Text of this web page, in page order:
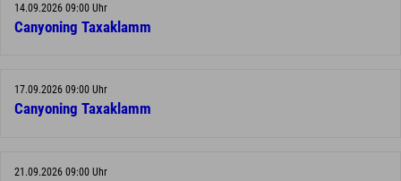
14.09.2026 09:00 Uhr
Canyoning Taxaklamm
17.09.2026 09:00 Uhr
Canyoning Taxaklamm
21.09.2026 09:00 Uhr